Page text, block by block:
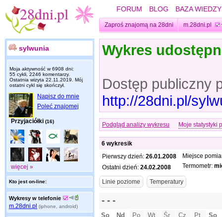
FORUM BLOG BAZA WIEDZY
Zaproś znajomą na 28dni m.28dni.pl
sylwunia
Moja aktywność w 6908 dni:
55 cykli, 2246 komentarzy.
Ostatnia wizyta 22.11.2019 . Mój
ostatni cykl się skończył.
Napisz do mnie
Poleć znajomej
Przyjaciółki (16)
więcej »
Kto jest on-line:
Wykresy w telefonie
m.28dni.pl (iphone, android)
Wykres
Dostęp publiczny
http://28dni.pl/
Podgląd analizy wykresu Moje statystyki
6 wykresik
Pierwszy dzień: 26.01.2008
Ostatni dzień: 24.02.2008
Miejsce
Termometr: